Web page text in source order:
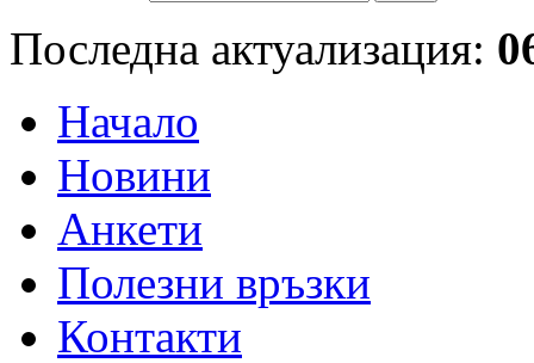
Последна актуализация:
Начало
Новини
Анкети
Полезни връзки
Контакти